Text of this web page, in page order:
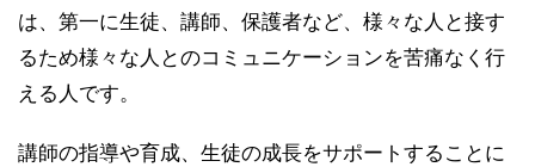
は、第一に生徒、講師、保護者など、様々な人と接す
るため様々な人とのコミュニケーションを苦痛なく行
える人です。
講師の指導や育成、生徒の成長をサポートすることに